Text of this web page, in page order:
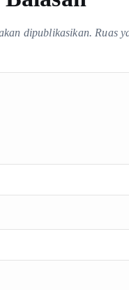
dipublikasikan. Ruas